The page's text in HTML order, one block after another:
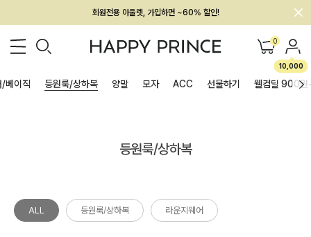
회원전용 아울렛, 가입하면 ~60% 할인!
멤버십 최대 28,000원 혜택 0
10,000
/베이직 등원룩/상하복 양말 모자 ACC 선물하기 웰컴딜 900원
등원룩/상하복
ALL 등원룩/상하복 라운지웨어